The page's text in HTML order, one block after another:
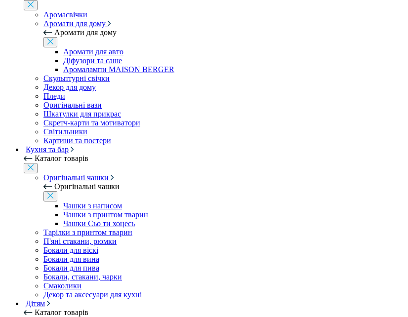
Аромасвічки
Аромати для дому
Аромати для дому
Аромати для авто
Діфузори та саше
Аромалампи MAISON BERGER
Скульптурні свічки
Декор для дому
Пледи
Оригінальні вази
Шкатулки для прикрас
Скретч-карти та мотиватори
Світильники
Картини та постери
Кухня та бар
Каталог товарів
Оригінальні чашки
Оригінальні чашки
Чашки з написом
Чашки з принтом тварин
Чашки Сьо ти хоцесь
Тарілки з принтом тварин
П'яні стакани, рюмки
Бокали для віскі
Бокали для вина
Бокали для пива
Бокали, стакани, чарки
Смаколики
Декор та аксесуари для кухні
Дітям
Каталог товарів